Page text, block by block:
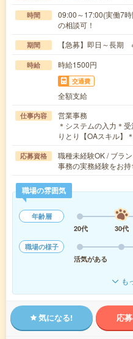
時間
09:00～17:00(実働7
の相談可！
期間 【急募】即日～長期
時給 時給1500円
交通費
全額支給
仕事内容
営業事務
＊システムの入力＊
りとり【OAスキル】
応募資格
職種未経験OK / ブラ
事務の実務経験をお
職場の雰囲気
年齢層
20代
30代
職場の様子
活気がある
も
気になる! 応